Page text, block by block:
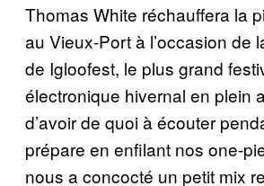
Thomas White réchauffera la
au Vieux-Port à l’occasion de
de Igloofest, le plus grand
électronique hivernal en plein
d’avoir de quoi à écouter
prépare en enfilant nos one-
nous a concocté un petit mix